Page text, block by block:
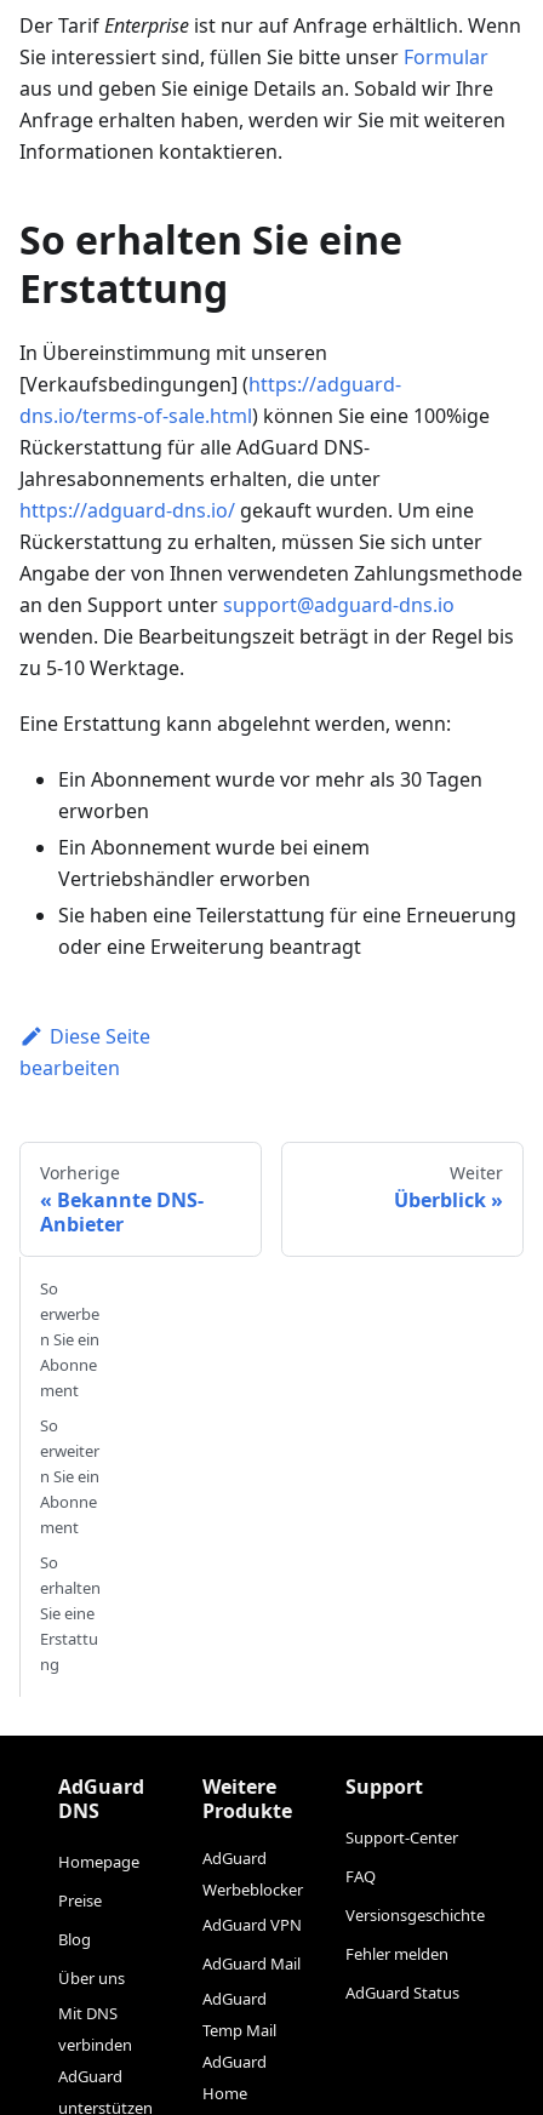
Der TarifEnterprise ist nur auf Anfrage erhältlich. Wenn
Sie interessiert sind, füllen Sie bitte unser Formular
aus und geben Sie einige Details an. Sobald wir Ihre
Anfrage erhalten haben, werden wir Sie mit weiteren
Informationen kontaktieren.
So erhalten Sie eine
Erstattung
In Übereinstimmung mit unseren
[Verkaufsbedingungen] (https://adguard-
dns.io/terms-of-sale.html) können Sie eine 100%ige
Rückerstattung für alle AdGuard DNS-
Jahresabonnements erhalten, die unter
https://adguard-dns.io/ gekauft wurden. Um eine
Rückerstattung zu erhalten, müssen Sie sich unter
Angabe der von Ihnen verwendeten Zahlungsmethode
an den Support untersupport@adguard-dns.io
wenden. Die Bearbeitungszeit beträgt in der Regel bis
zu 5-10 Werktage.
Eine Erstattung kann abgelehnt werden, wenn:
Ein Abonnement wurde vor mehr als 30 Tagen
erworben
Ein Abonnement wurde bei einem
Vertriebshändler erworben
Sie haben eine Teilerstattung für eine Erneuerung
oder eine Erweiterung beantragt
Diese Seite
bearbeiten
Vorherige
Bekannte DNS-
Anbieter
Weiter
Überblick
So
erwerbe
n Sie ein
Abonne
ment
So
erweiter
n Sie ein
Abonne
ment
So
erhalten
Sie eine
Erstattu
ng
AdGuard
DNS
Homepage
Preise
Blog
Über uns
Mit DNS
verbinden
AdGuard
unterstützen
Weitere
Produkte
AdGuard
Werbeblocker
AdGuard VPN
AdGuard Mail
AdGuard
Temp Mail
AdGuard
Home
Support
Support-Center
FAQ
Versionsgeschichte
Fehler melden
AdGuard Status